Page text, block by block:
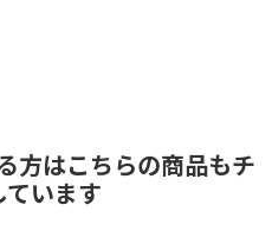
方はこちらの商品もチ
ています